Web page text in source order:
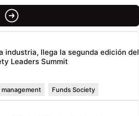
industria, llega la segunda edición del
Leaders Summit
Funds Society